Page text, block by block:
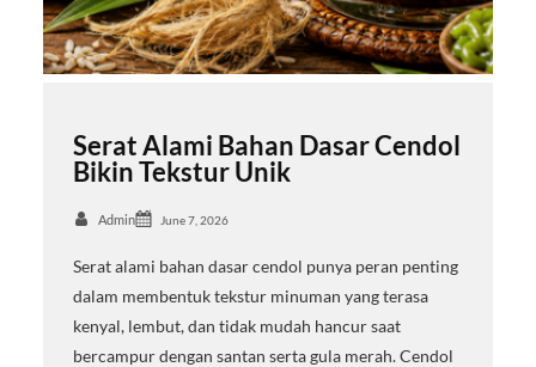
Serat Alami Bahan Dasar Cendol
Bikin Tekstur Unik
Admin June 7, 2026
Serat alami bahan dasar cendol punya peran penting
dalam membentuk tekstur minuman yang terasa
kenyal, lembut, dan tidak mudah hancur saat
bercampur dengan santan serta gula merah. Cendol